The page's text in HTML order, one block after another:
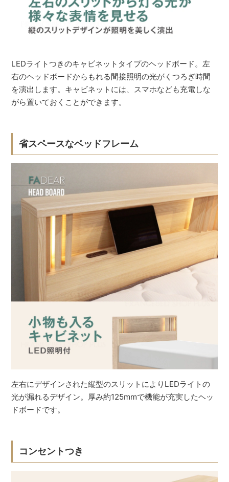
LEDライトつきのキャビネットタイプのヘッドボード。左
右のヘッドボードからもれる間接照明の光がくつろぎ時間
を演出します。キャビネットには、スマホなども充電しな
がら置いておくことができます。
省スペースなベッドフレーム
左右にデザインされた縦型のスリットによりLEDライトの
光が漏れるデザイン。厚み約125mmで機能が充実したヘッ
ドボードです。
コンセントつき